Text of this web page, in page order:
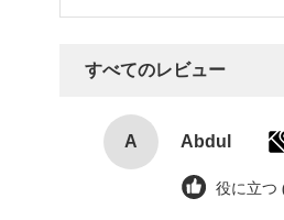
すべてのレビュー
A Abdul
役に立つ